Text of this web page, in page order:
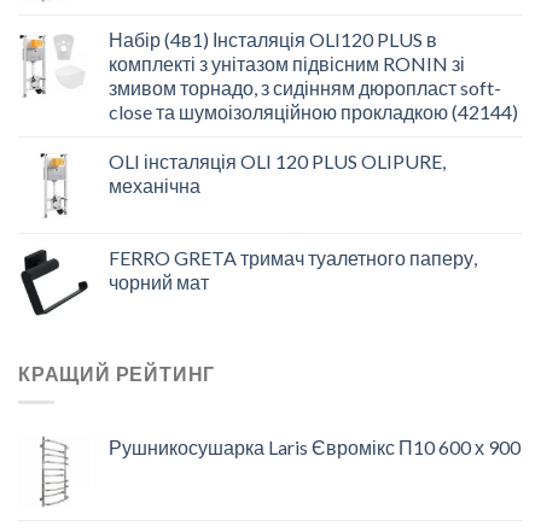
Набір (4в1) Інсталяція OLI120 PLUS в
комплекті з унітазом підвісним RONIN зі
змивом торнадо, з сидінням дюропласт soft-
close та шумоізоляційною прокладкою (42144)
OLI інсталяція OLI 120 PLUS OLIPURE,
механічна
FERRO GRETA тримач туалетного паперу,
чорний мат
КРАЩИЙ РЕЙТИНГ
Рушникосушарка Laris Євромікс П10 600 х 900